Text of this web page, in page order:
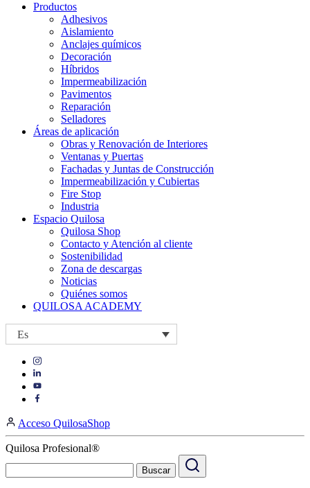
Productos
Adhesivos
Aislamiento
Anclajes químicos
Decoración
Híbridos
Impermeabilización
Pavimentos
Reparación
Selladores
Áreas de aplicación
Obras y Renovación de Interiores
Ventanas y Puertas
Fachadas y Juntas de Construcción
Impermeabilización y Cubiertas
Fire Stop
Industria
Espacio Quilosa
Quilosa Shop
Contacto y Atención al cliente
Sostenibilidad
Zona de descargas
Noticias
Quiénes somos
QUILOSA ACADEMY
Es
Visit
https://www.instagram.com/quilosa_selena/
Visit
our
Visit
page
https://www.facebook.com/QuilosaSelenaIberia/
page
Acceso QuilosaShop
Quilosa Profesional®